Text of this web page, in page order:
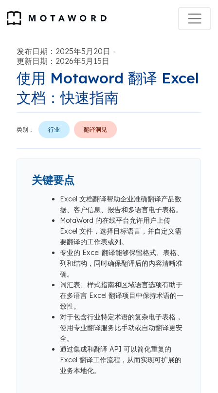
发布日期：2025年5月20日 -
更新日期：2026年5月15日
使用 Motaword 翻译 Excel
文档：快速指南
类别： 行业 翻译洞见
关键要点
Excel 文档翻译帮助企业准确翻译产品数
据、客户信息、报告和多语言电子表格。
MotaWord 的在线平台允许用户上传
Excel 文件，选择目标语言，并自定义需
要翻译的工作表或列。
专业的 Excel 翻译能够保留格式、表格、
列和结构，同时确保翻译后的内容清晰准
确。
词汇表、样式指南和区域语言选项有助于
在多语言 Excel 翻译项目中保持术语的一
致性。
对于包含行业特定术语的复杂电子表格，
使用专业翻译服务比手动或自动翻译更安
全。
通过集成和翻译 API 可以简化重复的
Excel 翻译工作流程，从而实现可扩展的
业务本地化。